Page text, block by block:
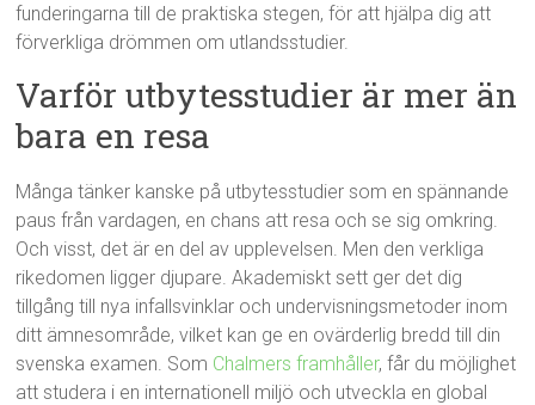
funderingarna till de praktiska stegen, för att hjälpa dig att
förverkliga drömmen om utlandsstudier.
Varför utbytesstudier är mer än
bara en resa
Många tänker kanske på utbytesstudier som en spännande
paus från vardagen, en chans att resa och se sig omkring.
Och visst, det är en del av upplevelsen. Men den verkliga
rikedomen ligger djupare. Akademiskt sett ger det dig
tillgång till nya infallsvinklar och undervisningsmetoder inom
ditt ämnesområde, vilket kan ge en ovärderlig bredd till din
svenska examen. Som Chalmers framhåller, får du möjlighet
att studera i en internationell miljö och utveckla en global